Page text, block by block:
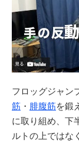
フロッグジャン
筋 ・ 腓腹筋を鍛
に取り組め、下
ルトの上ではな